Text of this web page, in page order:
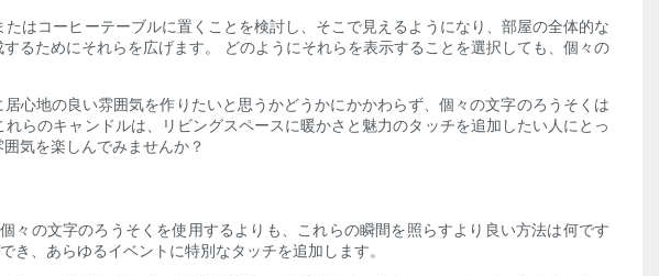
はコーヒーテーブルに置くことを検討し、そこで見えるようになり、部屋の全体的な
るためにそれらを広げます。 どのようにそれらを表示することを選択しても、個々の
心地の良い雰囲気を作りたいと思うかどうかにかかわらず、個々の文字のろうそくは
らのキャンドルは、リビングスペースに暖かさと魅力のタッチを追加したい人にとっ
気を楽しんでみませんか？
の文字のろうそくを使用するよりも、これらの瞬間を照らすより良い方法は何です
、あらゆるイベントに特別なタッチを追加します。